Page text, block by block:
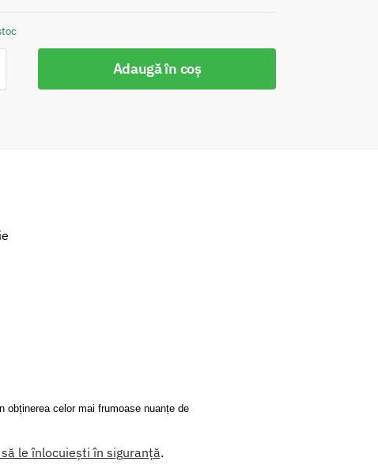
Adaugă în coș
celor mai frumoase nuanțe de
le înlocuiești în siguranță.